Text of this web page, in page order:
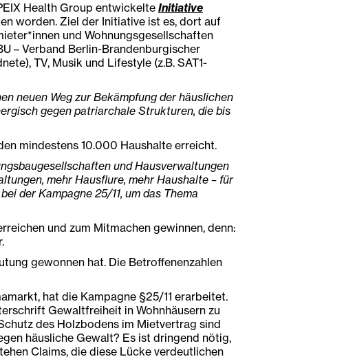
Health Group entwickelteInitiative
worden. Ziel der Initiative ist es, dort auf
und Wohnungsgesellschaften
– Verband Berlin-Brandenburgischer
TV, Musik und Lifestyle (z.B. SAT1-
neuen Weg zur Bekämpfung der häuslichen
gegen patriarchale Strukturen, die bis
mindestens 10.000 Haushalte erreicht.
und Hausverwaltungen
mehr Hausflure, mehr Haushalte – für
der Kampagne 25/11, um das Thema
und zum Mitmachen gewinnen, denn:
gewonnen hat. Die Betroffenenzahlen
hat die Kampagne §25/11 erarbeitet.
Gewaltfreiheit in Wohnhäusern zu
des Holzbodens im Mietvertrag sind
häusliche Gewalt? Es ist dringend nötig,
Claims, die diese Lücke verdeutlichen